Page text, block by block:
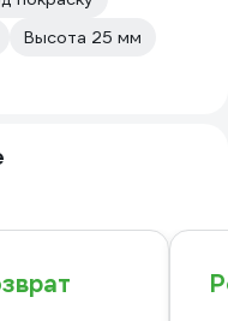
Высота 25 мм